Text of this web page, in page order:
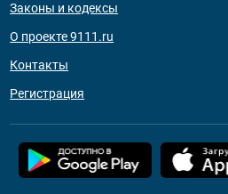
Законы и кодексы
О проекте 9111.ru
Контакты
Регистрация